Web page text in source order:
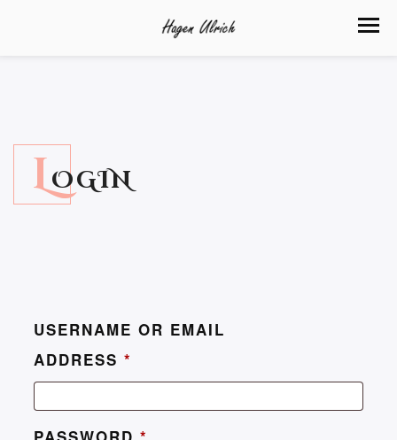
LOGIN
USERNAME OR EMAIL
ADDRESS *